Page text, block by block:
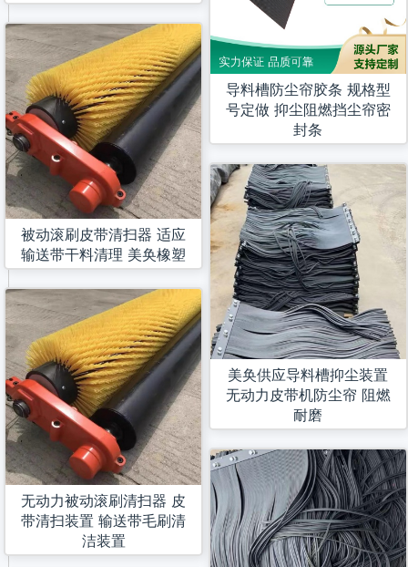
被动滚刷皮带清扫器 适应
输送带干料清理 美奂橡塑
无动力被动滚刷清扫器 皮
带清扫装置 输送带毛刷清
洁装置
导料槽防尘帘胶条 规格型
号定做 抑尘阻燃挡尘帘密
封条
美奂供应导料槽抑尘装置
无动力皮带机防尘帘 阻燃
耐磨